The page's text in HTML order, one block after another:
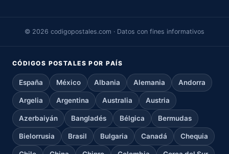
© 2026 codigopostales.com · Datos con fines informativos
CÓDIGOS POSTALES POR PAÍS
España México Albania Alemania Andorra
Argelia Argentina Australia Austria
Azerbaiyán Bangladés Bélgica Bermudas
Bielorrusia Brasil Bulgaria Canadá Chequia